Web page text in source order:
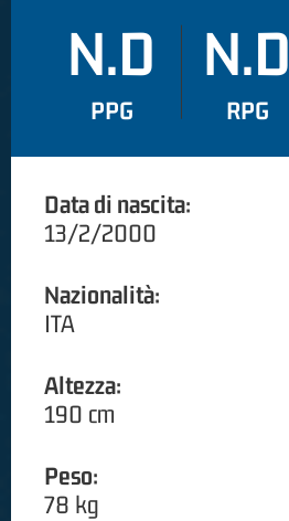
N.D
PPG
N.D
RPG
Data di nascita:
13/2/2000
Nazionalità:
ITA
Altezza:
190 cm
Peso:
78 kg